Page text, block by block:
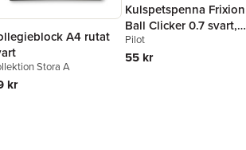
A4 rutat
Stora A
kr
Kulspetspenna Frixion
Ball Clicker 0.7 svart,
raderbar
Pilot
55 kr